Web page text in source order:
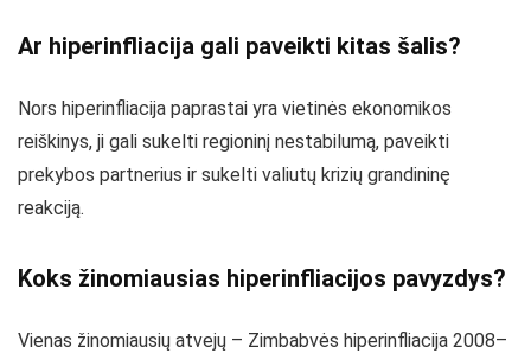
Ar hiperinfliacija gali paveikti kitas šalis?
Nors hiperinfliacija paprastai yra vietinės ekonomikos
reiškinys, ji gali sukelti regioninį nestabilumą, paveikti
prekybos partnerius ir sukelti valiutų krizių grandininę
reakciją.
Koks žinomiausias hiperinfliacijos pavyzdys?
Vienas žinomiausių atvejų – Zimbabvės hiperinfliacija 2008–